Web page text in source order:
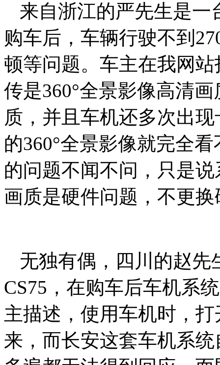
来自浙江的严先生是一
购车后，车辆行驶不到
顿等问题。车主在我网
传是360°全景影像高清
质，并且车机还多次出
的360°全景影像就完全
的问题不闻不问，只是
画质是硬件问题，不更
无独有偶，四川的赵先
CS75，在购车后车机系
主描述，使用车机时，
来，而长安这套车机系